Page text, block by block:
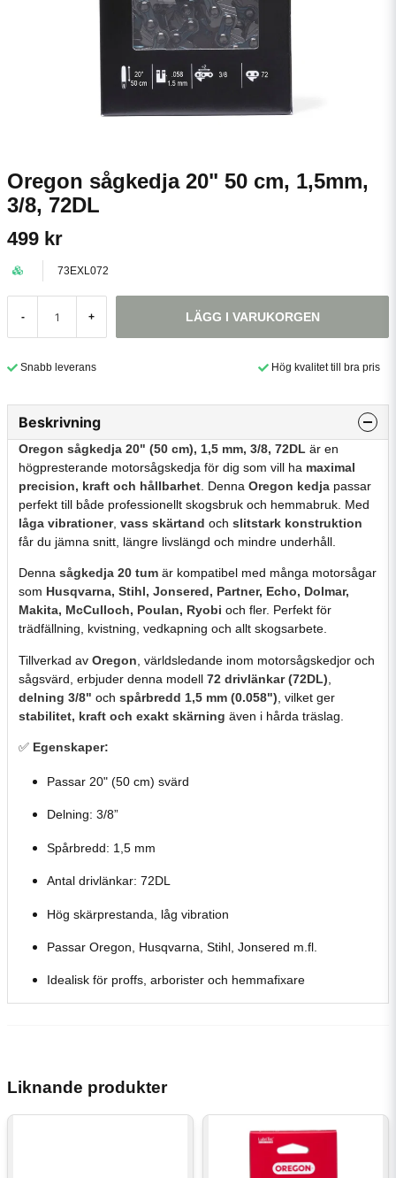
Oregon sågkedja 20" 50 cm, 1,5mm,
3/8, 72DL
499 kr
73EXL072
- + LÄGG I VARUKORGEN
Snabb leverans Hög kvalitet till bra pris
Beskrivning
Oregon sågkedja 20" (50 cm), 1,5 mm, 3/8, 72DL är en
högpresterande motorsågskedja för dig som vill ha maximal
precision, kraft och hållbarhet . Denna Oregon kedja passar
perfekt till både professionellt skogsbruk och hemmabruk. Med
låga vibrationer, vass skärtand och slitstark konstruktion
får du jämna snitt, längre livslängd och mindre underhåll.
Denna sågkedja 20 tum är kompatibel med många motorsågar
som Husqvarna, Stihl, Jonsered, Partner, Echo, Dolmar,
Makita, McCulloch, Poulan, Ryobi och fler. Perfekt för
trädfällning, kvistning, vedkapning och allt skogsarbete.
Tillverkad av Oregon , världsledande inom motorsågskedjor och
sågsvärd, erbjuder denna modell 72 drivlänkar (72DL)
delning 3/8" och spårbredd 1,5 mm (0.058") , vilket ger
stabilitet, kraft och exakt skärning även i hårda träslag.
✅ Egenskaper:
Passar 20" (50 cm) svärd
Delning: 3/8”
Spårbredd: 1,5 mm
Antal drivlänkar: 72DL
Hög skärprestanda, låg vibration
Passar Oregon, Husqvarna, Stihl, Jonsered m.fl.
Idealisk för proffs, arborister och hemmafixare
Liknande produkter